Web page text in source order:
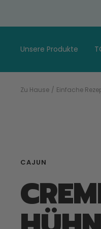
Unsere Produkte
Zu Hause Einfache
CAJUN